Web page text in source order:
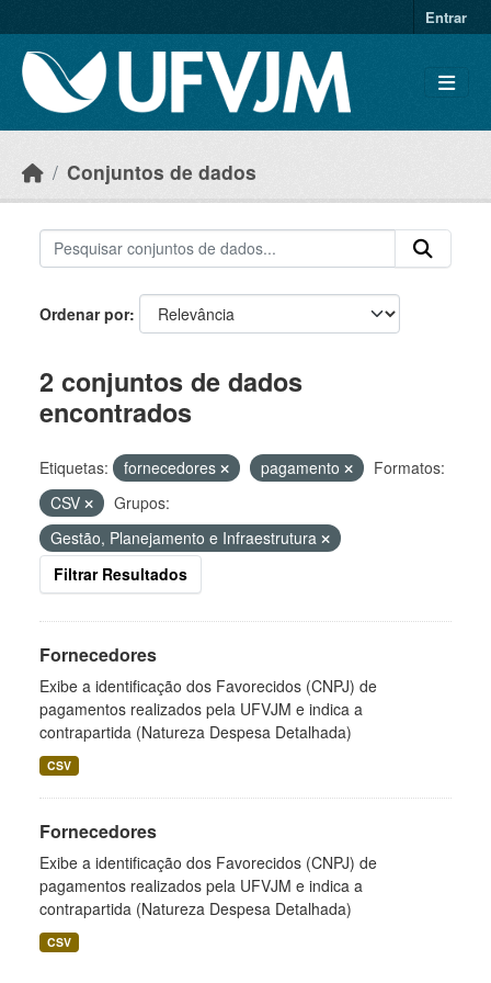
Entrar
Conjuntos de dados
Ordenar por
2 conjuntos de dados
encontrados
Etiquetas: fornecedores pagamento
Formatos:
CSV
Grupos:
Gestão, Planejamento e Infraestrutura
Filtrar Resultados
Fornecedores
Exibe a identificação dos Favorecidos (CNPJ) de
pagamentos realizados pela UFVJM e indica a
contrapartida (Natureza Despesa Detalhada)
CSV
Fornecedores
Exibe a identificação dos Favorecidos (CNPJ) de
pagamentos realizados pela UFVJM e indica a
contrapartida (Natureza Despesa Detalhada)
CSV